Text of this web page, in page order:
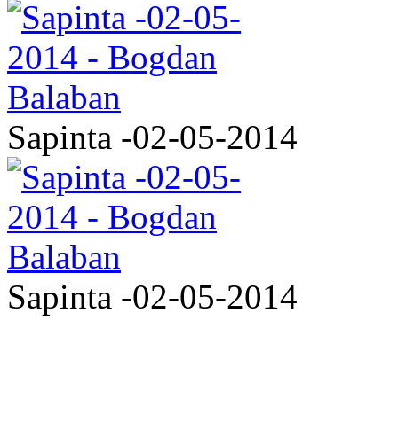
Sapinta -02-05-2014
Sapinta -02-05-2014